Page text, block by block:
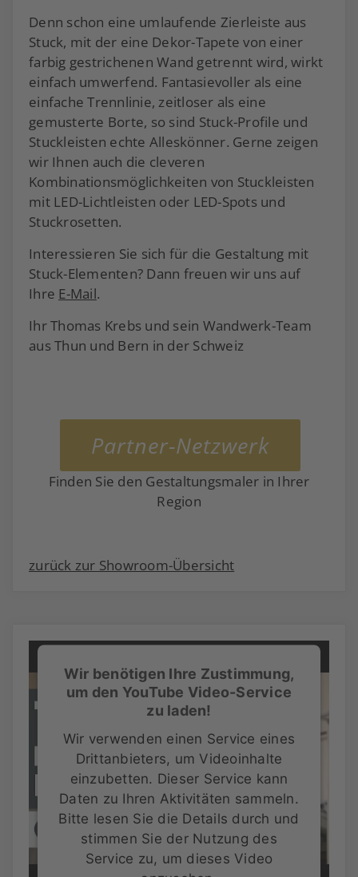
Denn schon eine umlaufende Zierleiste aus
Stuck, mit der eine Dekor-Tapete von einer
farbig gestrichenen Wand getrennt wird, wirkt
einfach umwerfend. Fantasievoller als eine
einfache Trennlinie, zeitloser als eine
gemusterte Borte, so sind Stuck-Profile und
Stuckleisten echte Alleskönner. Gerne zeigen
wir Ihnen auch die cleveren
Kombinationsmöglichkeiten von Stuckleisten
mit LED-Lichtleisten oder LED-Spots und
Stuckrosetten.
Interessieren Sie sich für die Gestaltung mit
Stuck-Elementen? Dann freuen wir uns auf
Ihre E-Mail.
Ihr Thomas Krebs und sein Wandwerk-Team
aus Thun und Bern in der Schweiz
Partner-Netzwerk
Finden Sie den Gestaltungsmaler in Ihrer
Region
zurück zur Showroom-Übersicht
Wir benötigen Ihre Zustimmung,
um den YouTube Video-Service
zu laden!
Wir verwenden einen Service eines
Drittanbieters, um Videoinhalte
einzubetten. Dieser Service kann
Daten zu Ihren Aktivitäten sammeln.
Bitte lesen Sie die Details durch und
stimmen Sie der Nutzung des
Service zu, um dieses Video